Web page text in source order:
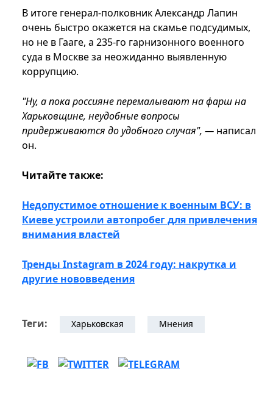
В итоге генерал-полковник Александр Лапин
очень быстро окажется на скамье подсудимых,
но не в Гааге, а 235-го гарнизонного военного
суда в Москве за неожиданно выявленную
коррупцию.
"Ну, а пока россияне перемалывают на фарш на
Харьковщине, неудобные вопросы
придерживаются до удобного случая", — написал
он.
Читайте также:
Недопустимое отношение к военным ВСУ: в
Киеве устроили автопробег для привлечения
внимания властей
Тренды Instagram в 2024 году: накрутка и
другие нововведения
Теги: Харьковская Мнения